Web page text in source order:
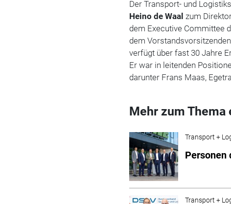
Der Transport- und
Heino de Waal zum
dem Executive Committee
dem
verfügt über fast 30 Jahre
Er war in leitenden
darunter Frans Maas,
Mehr zum Thema
Transport +
Personen
Transport +